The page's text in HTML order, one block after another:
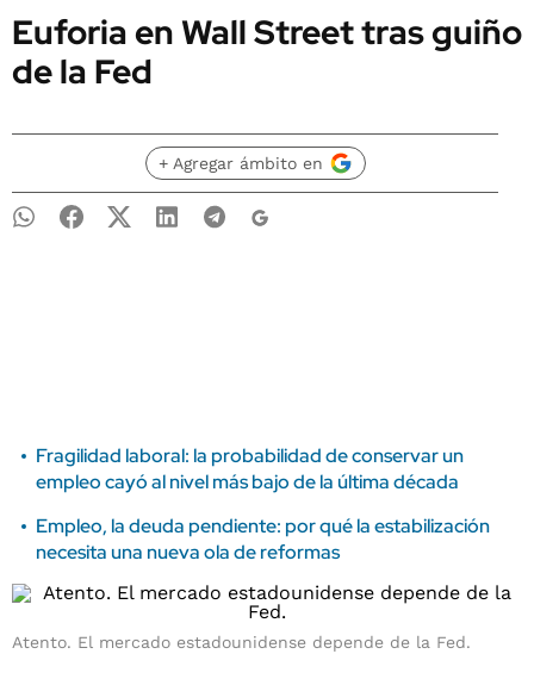
Euforia en Wall Street tras guiño
de la Fed
+ Agregar ámbito en
Fragilidad laboral: la probabilidad de conservar un
empleo cayó al nivel más bajo de la última década
Empleo, la deuda pendiente: por qué la estabilización
necesita una nueva ola de reformas
Atento. El mercado estadounidense depende de la Fed.